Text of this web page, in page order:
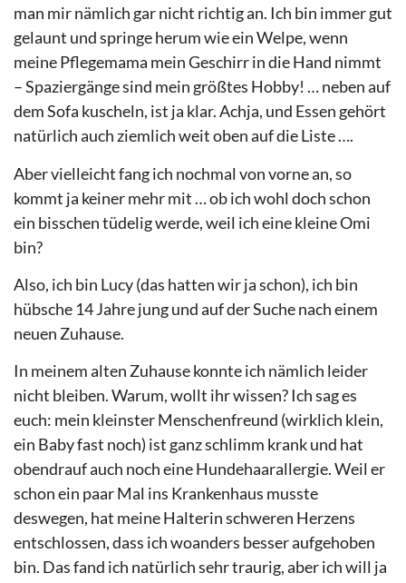
man mir nämlich gar nicht richtig an. Ich bin immer gut
gelaunt und springe herum wie ein Welpe, wenn
meine Pflegemama mein Geschirr in die Hand nimmt
– Spaziergänge sind mein größtes Hobby! … neben auf
dem Sofa kuscheln, ist ja klar. Achja, und Essen gehört
natürlich auch ziemlich weit oben auf die Liste ….
Aber vielleicht fang ich nochmal von vorne an, so
kommt ja keiner mehr mit … ob ich wohl doch schon
ein bisschen tüdelig werde, weil ich eine kleine Omi
bin?
Also, ich bin Lucy (das hatten wir ja schon), ich bin
hübsche 14 Jahre jung und auf der Suche nach einem
neuen Zuhause.
In meinem alten Zuhause konnte ich nämlich leider
nicht bleiben. Warum, wollt ihr wissen? Ich sag es
euch: mein kleinster Menschenfreund (wirklich klein,
ein Baby fast noch) ist ganz schlimm krank und hat
obendrauf auch noch eine Hundehaarallergie. Weil er
schon ein paar Mal ins Krankenhaus musste
deswegen, hat meine Halterin schweren Herzens
entschlossen, dass ich woanders besser aufgehoben
bin. Das fand ich natürlich sehr traurig, aber ich will ja